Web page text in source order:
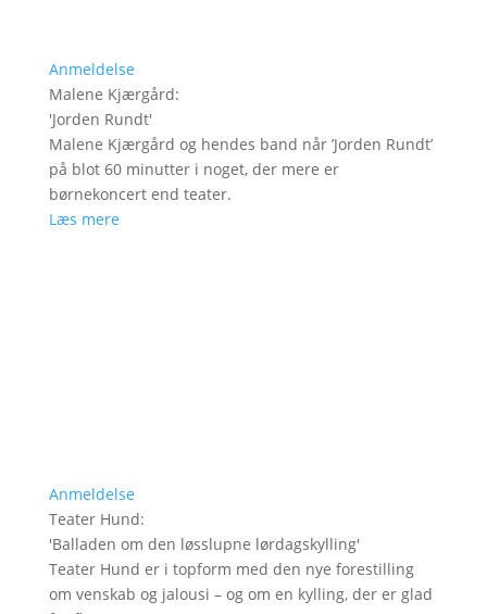
Anmeldelse
Malene Kjærgård:
'Jorden Rundt'
Malene Kjærgård og hendes band når ’Jorden Rundt’
på blot 60 minutter i noget, der mere er
børnekoncert end teater.
Læs mere
Anmeldelse
Teater Hund:
'Balladen om den løsslupne lørdagskylling'
Teater Hund er i topform med den nye forestilling
om venskab og jalousi – og om en kylling, der er glad